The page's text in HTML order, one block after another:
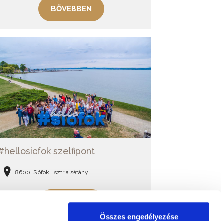
Összes engedélyezése
BŐVEBBEN
szelfipont
8600, Siófok, Isztria sétány
BŐVEBBEN